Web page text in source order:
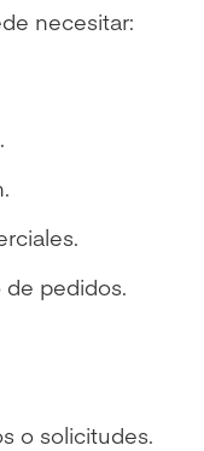
necesitar:
pedidos.
o solicitudes.